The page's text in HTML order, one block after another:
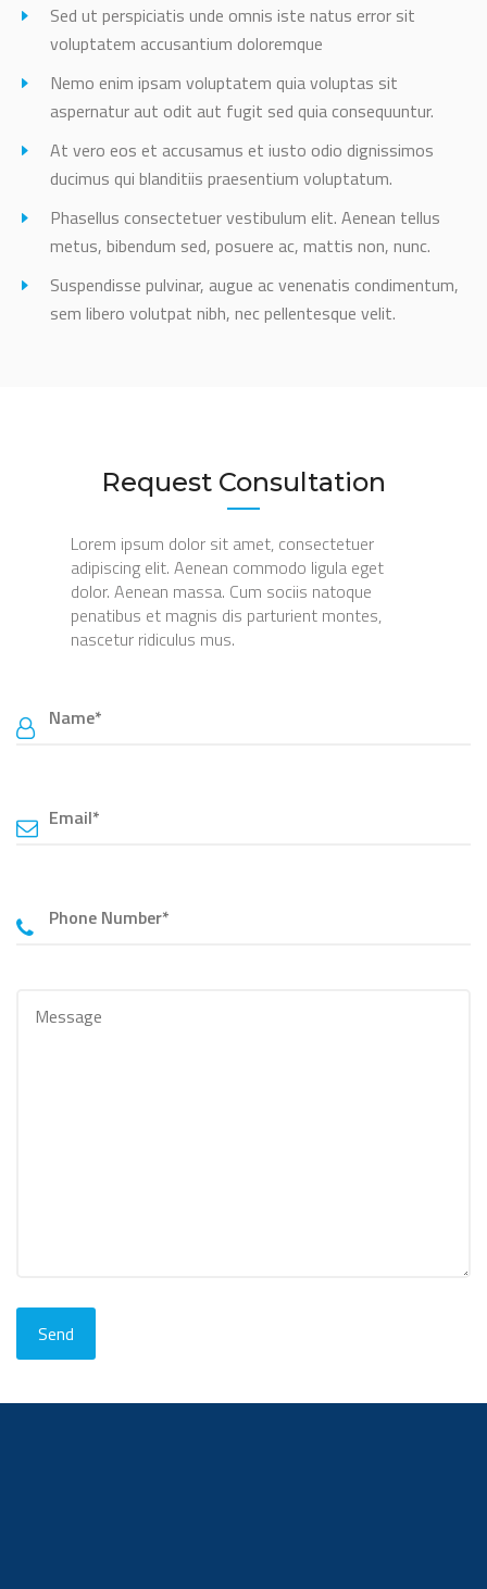
Sed ut perspiciatis unde omnis iste natus error sit
voluptatem accusantium doloremque
Nemo enim ipsam voluptatem quia voluptas sit
aspernatur aut odit aut fugit sed quia consequuntur.
At vero eos et accusamus et iusto odio dignissimos
ducimus qui blanditiis praesentium voluptatum.
Phasellus consectetuer vestibulum elit. Aenean tellus
metus, bibendum sed, posuere ac, mattis non, nunc.
Suspendisse pulvinar, augue ac venenatis condimentum,
sem libero volutpat nibh, nec pellentesque velit.
Request Consultation
Lorem ipsum dolor sit amet, consectetuer
adipiscing elit. Aenean commodo ligula eget
dolor. Aenean massa. Cum sociis natoque
penatibus et magnis dis parturient montes,
nascetur ridiculus mus.